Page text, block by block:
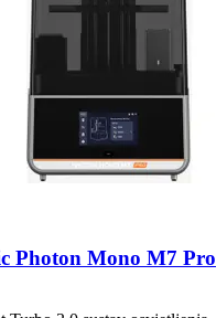
Photon Mono M7 Pro